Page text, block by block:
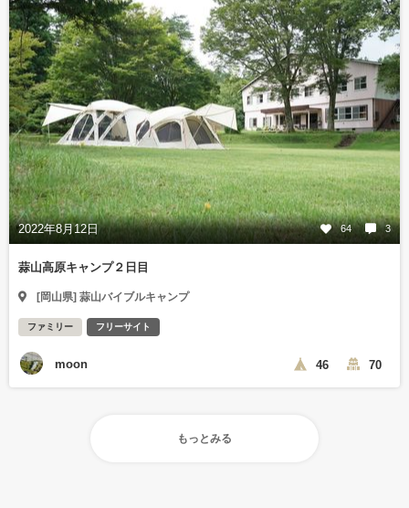
2022年8月12日 64 3
蒜山高原キャンプ２日目
[岡山県] 蒜山バイブルキャンプ
ファミリー フリーサイト
moon 46 70
もっとみる